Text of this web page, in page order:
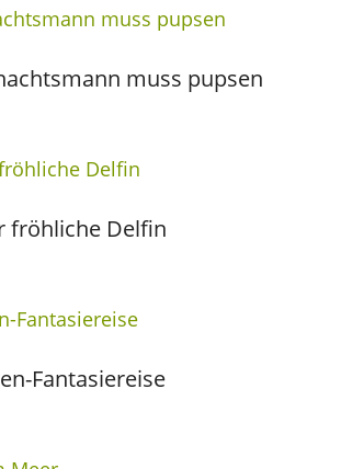
muss pupsen
fröhliche Delfin
Fantasiereise